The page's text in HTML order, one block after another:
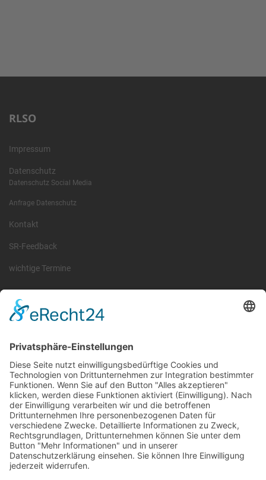
RLSO
Impressum
Datenschutz
Datenschutz Social Media
Anfrage Datenschutz
Kontakt
SR-Feedback
wichtige Termine
Information
Sachsen und Thüringen. Er ist als eingetragener Verein tätig und
gleichzeitig Veranstalter der Spiele der Regionalliga in
verschiedenen Ligen.
Die RLSO ist jetzt auch erreichbar unter der Adresse